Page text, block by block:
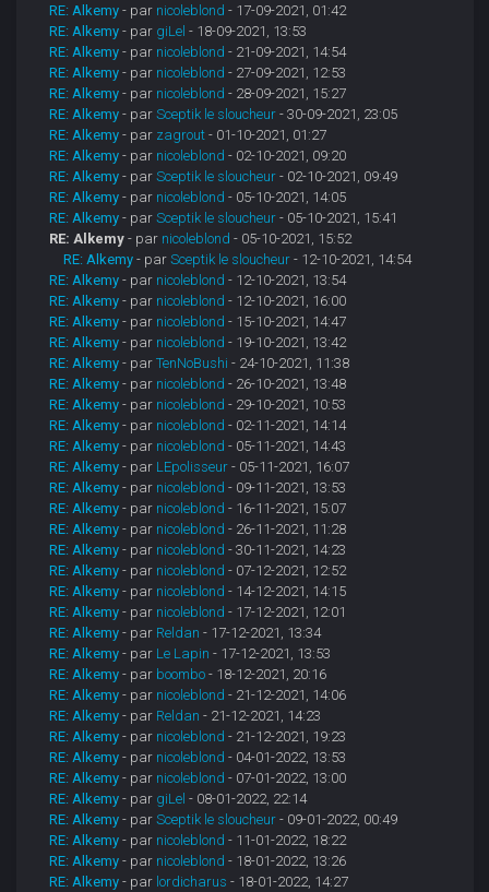
RE: Alkemy - par nicoleblond - 17-09-2021, 01:42
RE: Alkemy - par giLel - 18-09-2021, 13:53
RE: Alkemy - par nicoleblond - 21-09-2021, 14:54
RE: Alkemy - par nicoleblond - 27-09-2021, 12:53
RE: Alkemy - par nicoleblond - 28-09-2021, 15:27
RE: Alkemy - parSceptik le sloucheur - 30-09-2021, 23:05
RE: Alkemy - par zagrout - 01-10-2021, 01:27
RE: Alkemy - par nicoleblond - 02-10-2021, 09:20
RE: Alkemy - parSceptik le sloucheur - 02-10-2021, 09:49
RE: Alkemy - par nicoleblond - 05-10-2021, 14:05
RE: Alkemy - parSceptik le sloucheur - 05-10-2021, 15:41
RE: Alkemy - par nicoleblond - 05-10-2021, 15:52
RE: Alkemy - parSceptik le sloucheur - 12-10-2021, 14:54
RE: Alkemy - par nicoleblond - 12-10-2021, 13:54
RE: Alkemy - par nicoleblond - 12-10-2021, 16:00
RE: Alkemy - par nicoleblond - 15-10-2021, 14:47
RE: Alkemy - par nicoleblond - 19-10-2021, 13:42
RE: Alkemy - parTenNoBushi - 24-10-2021, 11:38
RE: Alkemy - par nicoleblond - 26-10-2021, 13:48
RE: Alkemy - par nicoleblond - 29-10-2021, 10:53
RE: Alkemy - par nicoleblond - 02-11-2021, 14:14
RE: Alkemy - par nicoleblond - 05-11-2021, 14:43
RE: Alkemy - par LEpolisseur - 05-11-2021, 16:07
RE: Alkemy - par nicoleblond - 09-11-2021, 13:53
RE: Alkemy - par nicoleblond - 16-11-2021, 15:07
RE: Alkemy - par nicoleblond - 26-11-2021, 11:28
RE: Alkemy - par nicoleblond - 30-11-2021, 14:23
RE: Alkemy - par nicoleblond - 07-12-2021, 12:52
RE: Alkemy - par nicoleblond - 14-12-2021, 14:15
RE: Alkemy - par nicoleblond - 17-12-2021, 12:01
RE: Alkemy - par Reldan - 17-12-2021, 13:34
RE: Alkemy - par Le Lapin - 17-12-2021, 13:53
RE: Alkemy - par boombo - 18-12-2021, 20:16
RE: Alkemy - par nicoleblond - 21-12-2021, 14:06
RE: Alkemy - par Reldan - 21-12-2021, 14:23
RE: Alkemy - par nicoleblond - 21-12-2021, 19:23
RE: Alkemy - par nicoleblond - 04-01-2022, 13:53
RE: Alkemy - par nicoleblond - 07-01-2022, 13:00
RE: Alkemy - par giLel - 08-01-2022, 22:14
RE: Alkemy - parSceptik le sloucheur - 09-01-2022, 00:49
RE: Alkemy - par nicoleblond - 11-01-2022, 18:22
RE: Alkemy - par nicoleblond - 18-01-2022, 13:26
RE: Alkemy - par lordicharus - 18-01-2022, 14:27